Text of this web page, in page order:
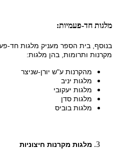
מלגות חד-פעמיות:
בנוסף, בית הספר מעניק מלגות חד-
מקרנות ותרומות, בהן מלגות:
מהקרנות ע"ש יורן-שניצר
מלגות יניב
מלגות יעקובי
מלגות סדן
מלגות בוביס
מלגות מקרנות חיצוניות